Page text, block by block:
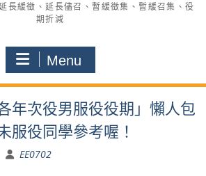
長緩徵、延長儘召、暫緩徵集、暫緩召集、役
期折減
Menu
年次役男服役役期」懶人包
服役同學參考喔！
EE0702